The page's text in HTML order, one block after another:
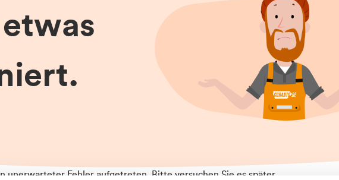
unerwarteter Fehler aufgetreten. Bitte versuchen Sie es später